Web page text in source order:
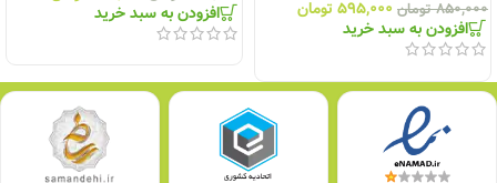
۸۵۰,۰۰۰ تومان ۵۹۵,۰۰۰تومان
افزودن به سبد خرید
افزودن به سبد خرید